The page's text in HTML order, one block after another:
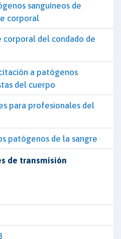
sanguíneos de
corporal
corporal del condado de
a patógenos
del cuerpo
para profesionales del
patógenos de la sangre
de transmisión